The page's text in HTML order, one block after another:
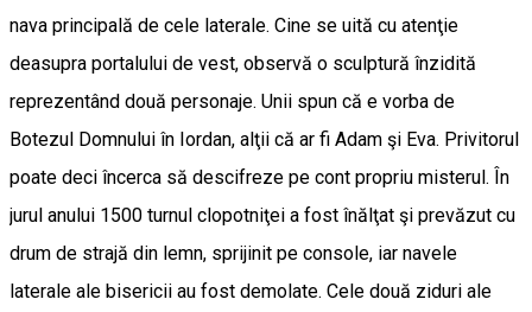
nava principală de cele laterale. Cine se uită cu atenţie
deasupra portalului de vest, observă o sculptură înzidită
reprezentând două personaje. Unii spun că e vorba de
Botezul Domnului în Iordan, alţii că ar fi Adam şi Eva. Privitorul
poate deci încerca să descifreze pe cont propriu misterul. În
jurul anului 1500 turnul clopotniţei a fost înălţat şi prevăzut cu
drum de strajă din lemn, sprijinit pe console, iar navele
laterale ale bisericii au fost demolate. Cele două ziduri ale